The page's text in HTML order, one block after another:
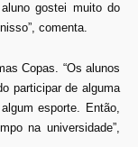
gostei muito do
comenta.
Copas. “Os alunos
participar de alguma
esporte. Então,
na universidade”,